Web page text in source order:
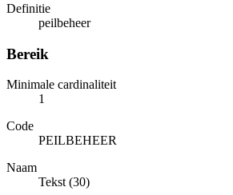
Definitie
peilbeheer
Bereik
Minimale cardinaliteit
1
Code
PEILBEHEER
Naam
Tekst (30)